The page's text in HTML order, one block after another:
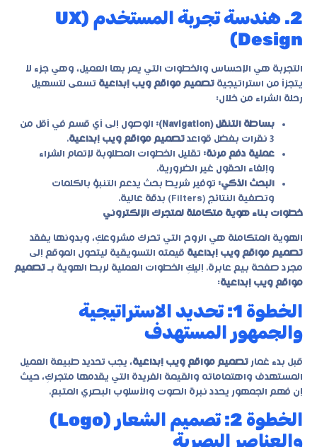
2. هندسة تجربة المستخدم (UX
Design)
التجربة هي الإحساس والخطوات التي يمر بها العميل، وهي جزء لا
يتجزأ من استراتيجية تصميم مواقع ويب إبداعية تسعى لتسهيل
رحلة الشراء من خلال:
بساطة التنقل (Navigation):
الوصول إلى أي قسم في أقل من
3 نقرات بفضل قواعد
تصميم مواقع ويب إبداعية.
عملية دفع مرنة: تقليل الخطوات المطلوبة لإتمام الشراء
وإلغاء الحقول غير الضرورية.
البحث الذكي: توفير شريط بحث يدعم التنبؤ بالكلمات
وتصفية النتائج (Filters) بدقة عالية.
خطوات بناء هوية متكاملة لمتجرك الإلكتروني
الهوية المتكاملة هي الروح التي تحرك مشروعكِ، وبدونها يفقد
تصميم مواقع ويب إبداعية قيمته التسويقية ليتحول الموقع إلى
مجرد صفحة بيع عابرة. إليكِ الخطوات العملية لربط الهوية بـ تصميم
مواقع ويب إبداعية:
الخطوة 1: تحديد الاستراتيجية
والجمهور المستهدف
قبل بدء غمار تصميم مواقع ويب إبداعية، يجب تحديد طبيعة العميل
المستهدف واهتماماته والقيمة الفريدة التي يقدمها متجركِ، حيث
إن فهم الجمهور يحدد نبرة الصوت والأسلوب البصري المتبع.
الخطوة 2: تصميم الشعار (Logo)
والعناصر البصرية